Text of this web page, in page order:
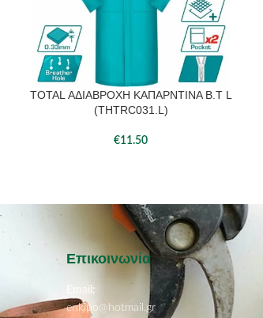
TOTAL ΑΔΙΑΒΡΟΧΗ ΚΑΠΑΡΝΤΙΝΑ Β.Τ L
(THTRC031.L)
€11.50
Επικοινωνία
Email:
enkipo@hotmail.gr